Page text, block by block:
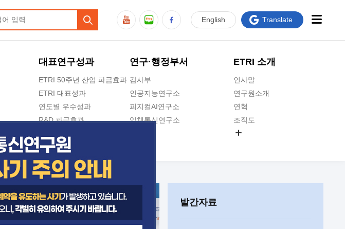
대표연구성과
ETRI 50주년 산업 파급효과
ETRI 대표성과
연도별 우수성과
R&D 파급효과
지식공유플랫폼
연구·행정부서
감사부
인공지능연구소
피지컬AI연구소
입체통신연구소
인공지능안전연구소
우주항공반도체전략연구단
대경권연구본부
호남권연구본부
ETRI 소개
인사말
연구원소개
연혁
조직도
ETRI CI
English Translate
발간자료